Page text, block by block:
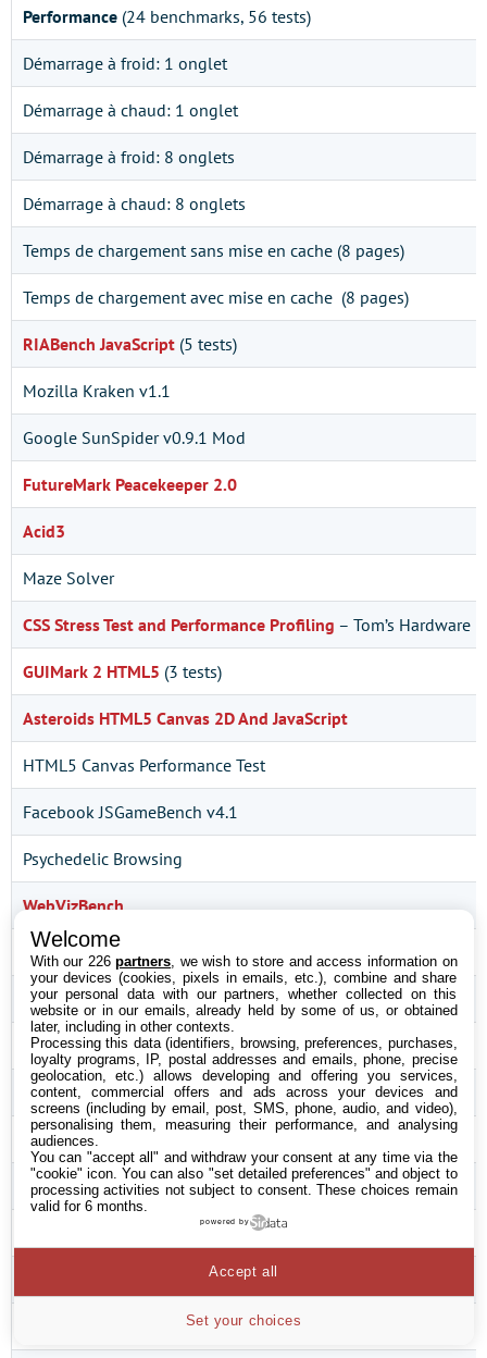
Performance (24 benchmarks, 56 tests)
Démarrage à froid: 1 onglet
Démarrage à chaud: 1 onglet
Démarrage à froid: 8 onglets
Démarrage à chaud: 8 onglets
Temps de chargement sans mise en cache (8 pages)
Temps de chargement avec mise en cache (8 pages)
RIABench JavaScript (5 tests)
Mozilla Kraken v1.1
Google SunSpider v0.9.1 Mod
FutureMark Peacekeeper 2.0
Acid3
Maze Solver
CSS Stress Test and Performance Profiling – Tom’s Hardware
GUIMark 2 HTML5 (3 tests)
Asteroids HTML5 Canvas 2D And JavaScript
HTML5 Canvas Performance Test
Facebook JSGameBench v4.1
Psychedelic Browsing
WebVizBench
Mozilla WebGL FishIE
WebGL Solar System
RIABench Flash(5 tests)
RIABench Java(5 tests)
RIABench Silverlight (5 tests)
Rendement(4 Benchmarks/Tests)
Utilisation mémoire: 1 onglet
Utilisation mémoire: 40 onglets
Gestion mémoire: -39 onglets
Welcome
With our 226partners , we wish to store and access information on
your devices (cookies, pixels in emails, etc.), combine and share
your personal data with our partners, whether collected on this
website or in our emails, already held by some of us, or obtained
later, including in other contexts.
Processing this data (identifiers, browsing, preferences, purchases,
loyalty programs, IP, postal addresses and emails, phone, precise
geolocation, etc.) allows developing and offering you services,
content, commercial offers and ads across your devices and
screens (including by email, post, SMS, phone, audio, and video),
personalising them, measuring their performance, and analysing
audiences.
You can "accept all" and withdraw your consent at any time via the
"cookie" icon. You can also "set detailed preferences" and object to
processing activities not subject to consent. These choices remain
valid for 6 months.
powered by
Set your choices
Accept all